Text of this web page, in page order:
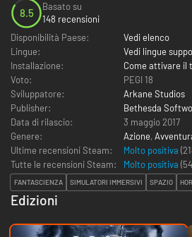
8.5
Basato su
148 recensioni
Disponibilità Paese:
Vedi elenco
Lingue:
Vedi lingue
Installazione:
Come attivare il
Voto:
PEGI 18
Sviluppatore:
Arkane Studios
Publisher:
Bethesda
Data di rilascio:
3 maggio 2017
Genere:
Azione,
Ultime recensioni Steam:
Molto positiva
Tutte le recensioni Steam:
Molto positiva (
FANTASCIENZA SIMULATORI IMMERSIVI SPAZIO
Edizioni